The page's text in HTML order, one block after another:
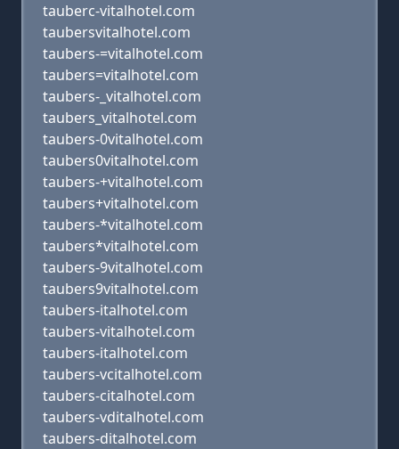
tauberc-vitalhotel.com
taubersvitalhotel.com
taubers-=vitalhotel.com
taubers=vitalhotel.com
taubers-_vitalhotel.com
taubers_vitalhotel.com
taubers-0vitalhotel.com
taubers0vitalhotel.com
taubers-+vitalhotel.com
taubers+vitalhotel.com
taubers-*vitalhotel.com
taubers*vitalhotel.com
taubers-9vitalhotel.com
taubers9vitalhotel.com
taubers-italhotel.com
taubers-vitalhotel.com
taubers-italhotel.com
taubers-vcitalhotel.com
taubers-citalhotel.com
taubers-vditalhotel.com
taubers-ditalhotel.com